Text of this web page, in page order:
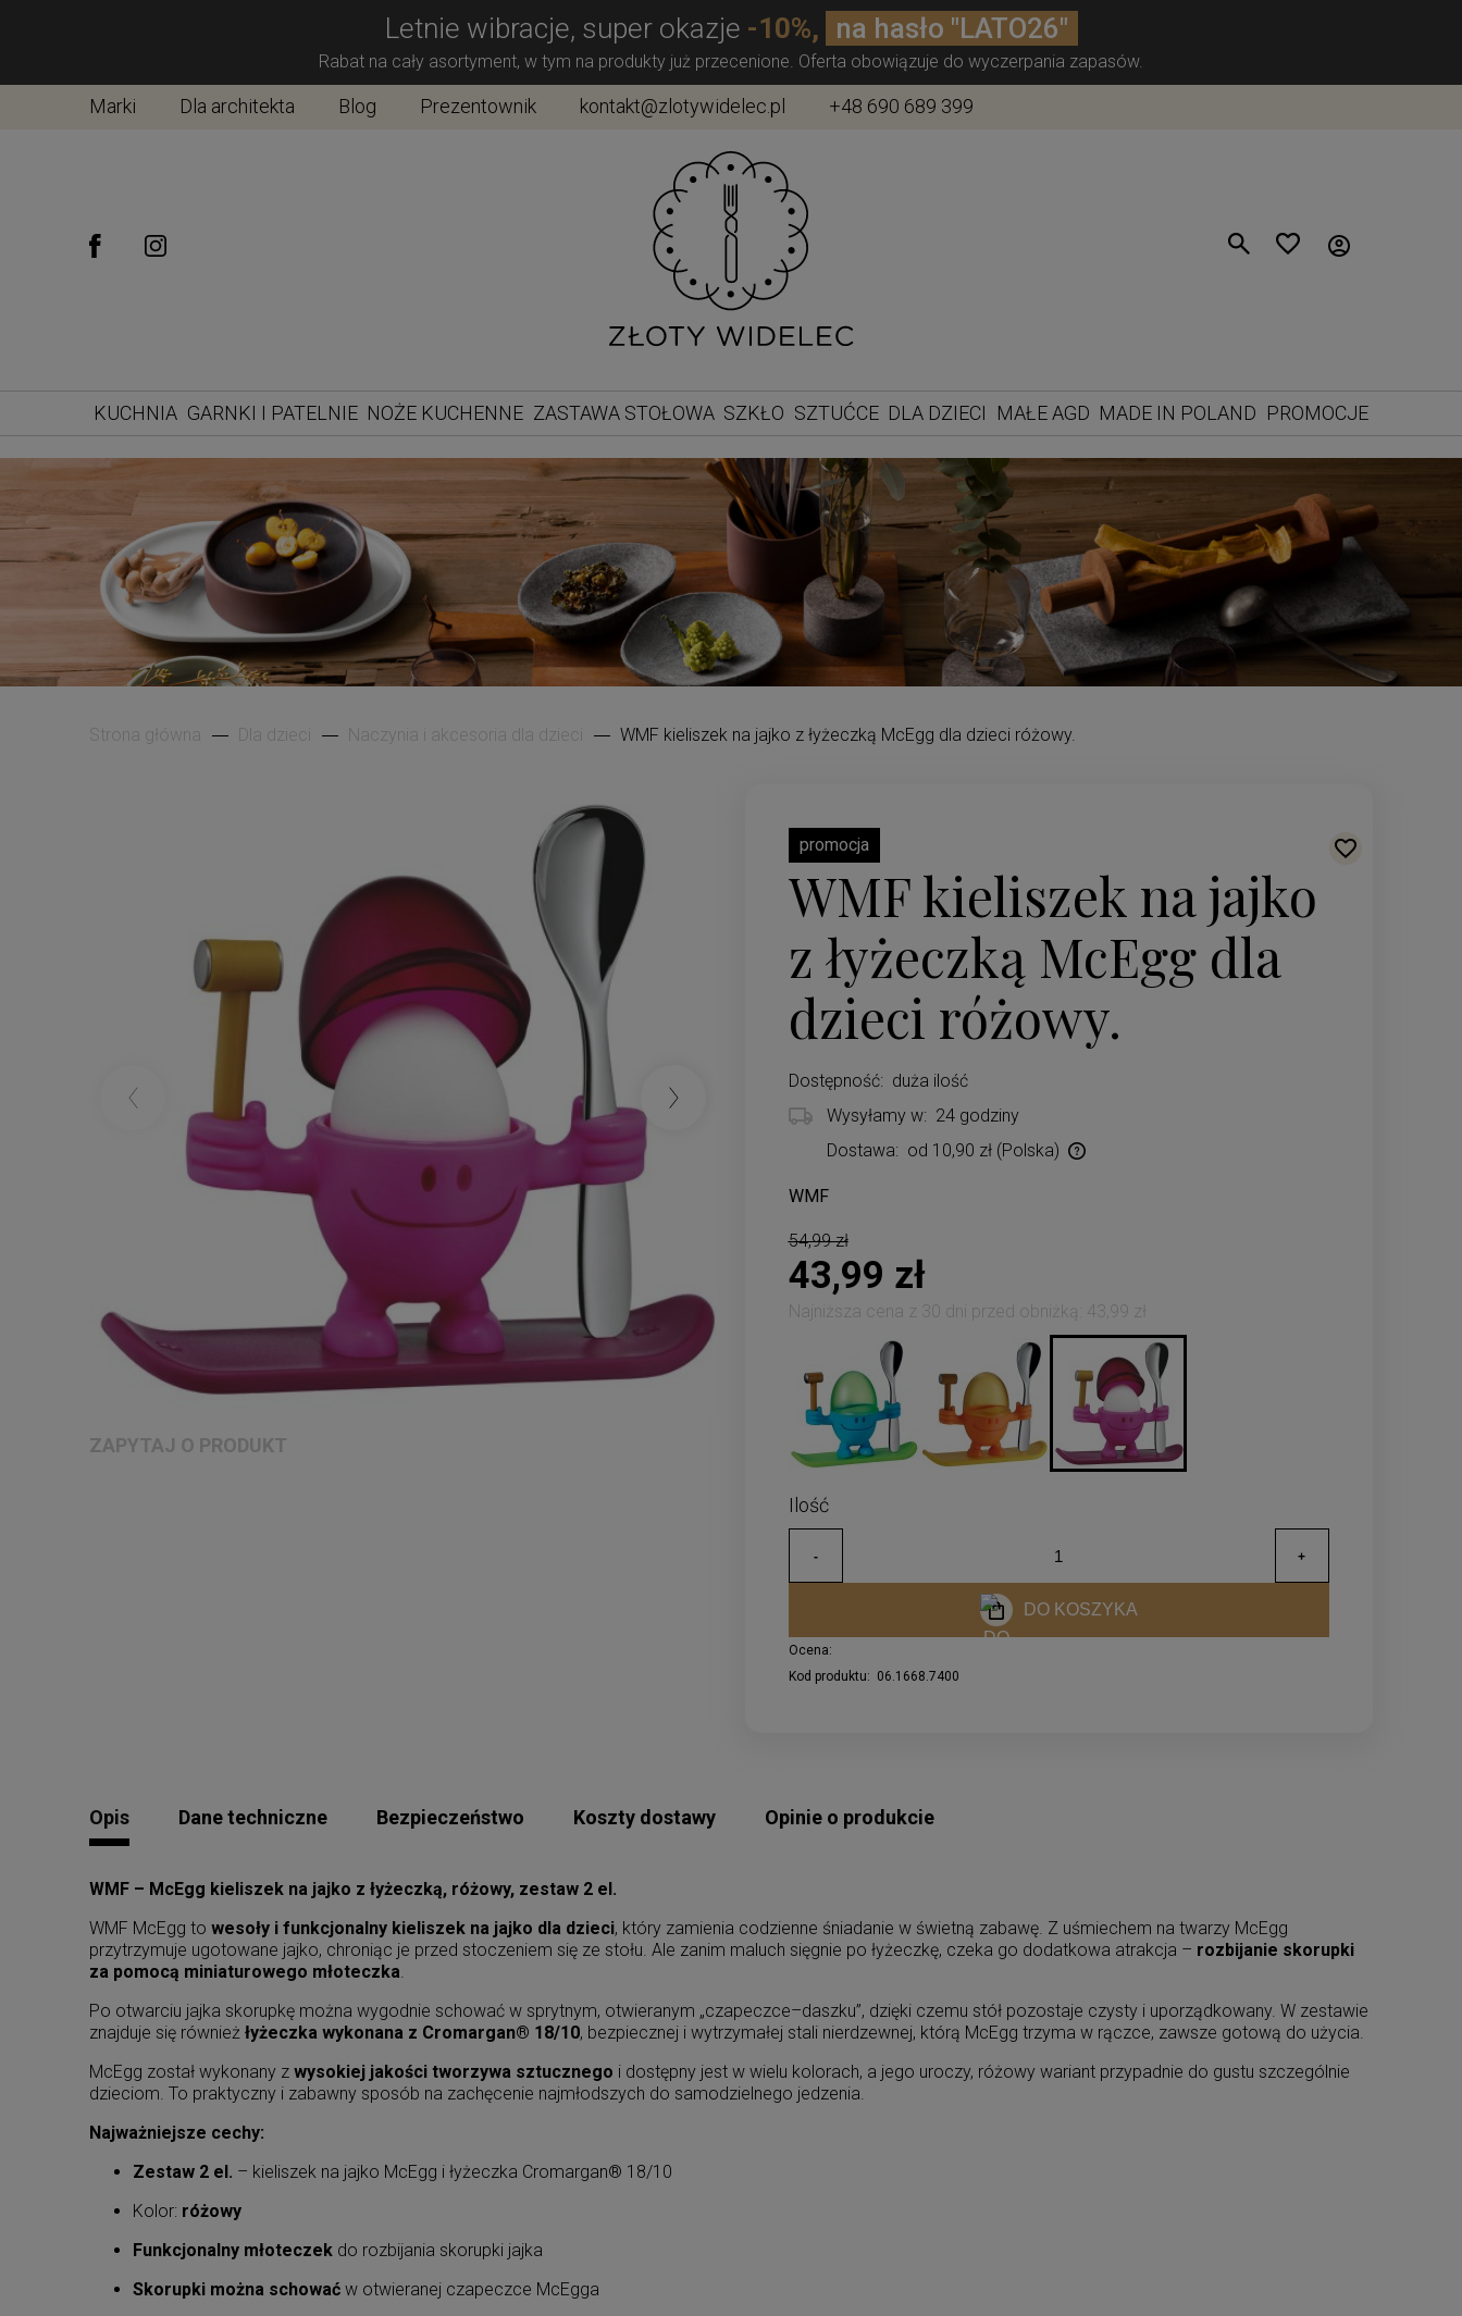
Letnie wibracje, super okazje -10%, na hasło "LATO26"
Rabat na cały asortyment, w tym na produkty już przecenione. Oferta obowiązuje do wyczerpania zapasów.
Marki Dla architekta Blog Prezentownik kontakt@zlotywidelec.pl +48 690 689 399
KUCHNIA GARNKI I PATELNIE NOŻE KUCHENNE ZASTAWA STOŁOWA SZKŁO SZTUĆCE DLA DZIECI MAŁE AGD MADE IN POLAND PROMOCJE
Strona główna Dla dzieci Naczynia i akcesoria dla dzieci WMF kieliszek na jajko z łyżeczką McEgg dla dzieci różowy.
ZAPYTAJ O PRODUKT
promocja
WMF kieliszek na jajko
z łyżeczką McEgg dla
dzieci różowy.
Dostępność: duża ilość
Wysyłamy w: 24 godziny
Dostawa: od 10,90 zł (Polska)
Cena nie zawiera ewentualnych kosztów płatności
WMF
54,99 zł
43,99 zł
Najniższa cena z 30 dni przed obniżką: 43,99 zł
DO KOSZYKA
Ocena:
Kod produktu: 06.1668.7400
Opis Dane techniczne Bezpieczeństwo Koszty dostawy Opinie o produkcie
WMF – McEgg kieliszek na jajko z łyżeczką, różowy, zestaw 2 el.
WMF McEgg to wesoły i funkcjonalny kieliszek na jajko dla dzieci, który zamienia codzienne śniadanie w świetną zabawę. Z uśmiechem na twarzy McEgg
przytrzymuje ugotowane jajko, chroniąc je przed stoczeniem się ze stołu. Ale zanim maluch sięgnie po łyżeczkę, czeka go dodatkowa atrakcja – rozbijanie skorupki
za pomocą miniaturowego młoteczka
Po otwarciu jajka skorupkę można wygodnie schować w sprytnym, otwieranym „czapeczce–daszku”, dzięki czemu stół pozostaje czysty i uporządkowany. W zestawie
znajduje się również łyżeczka wykonana z Cromargan® 18/10, bezpiecznej i wytrzymałej stali nierdzewnej, którą McEgg trzyma w rączce, zawsze gotową do użycia.
McEgg został wykonany z wysokiej jakości tworzywa sztucznego i dostępny jest w wielu kolorach, a jego uroczy, różowy wariant przypadnie do gustu szczególnie
dzieciom. To praktyczny i zabawny sposób na zachęcenie najmłodszych do samodzielnego jedzenia.
Najważniejsze cechy:
Zestaw 2 el. – kieliszek na jajko McEgg i łyżeczka Cromargan® 18/10
Kolor: różowy
Funkcjonalny młoteczek do rozbijania skorupki jajka
Skorupki można schować w otwieranej czapeczce McEgga